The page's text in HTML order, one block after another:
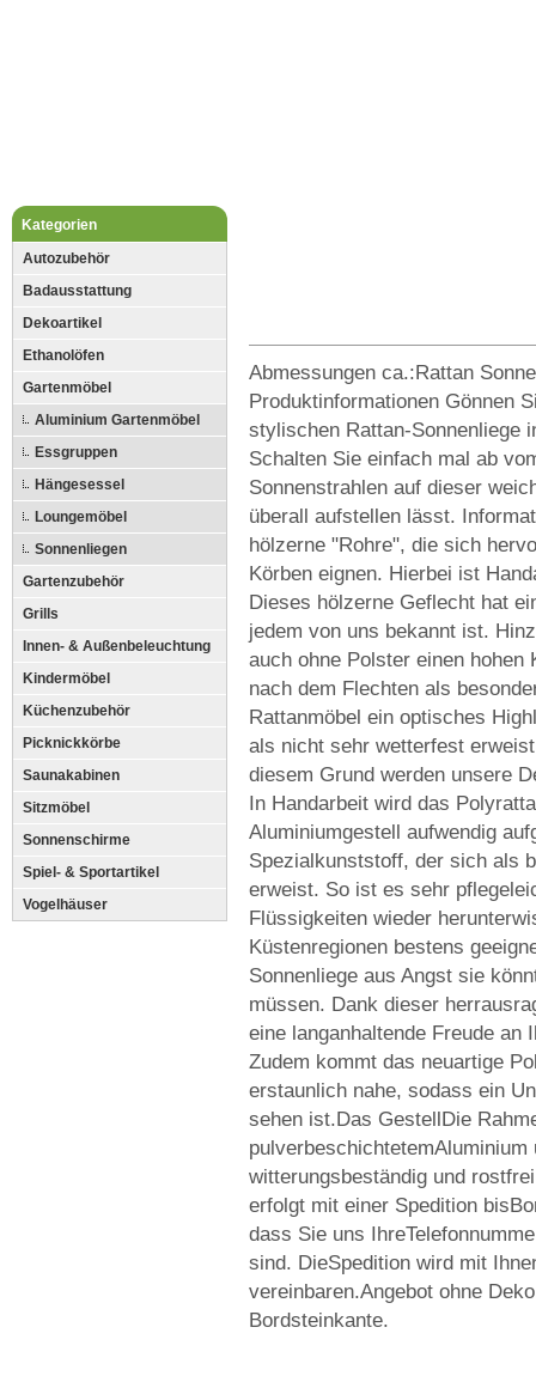
Kategorien
Autozubehör
Badausstattung
Dekoartikel
Ethanolöfen
Gartenmöbel
Aluminium Gartenmöbel
Essgruppen
Hängesessel
Loungemöbel
Sonnenliegen
Gartenzubehör
Grills
Innen- & Außenbeleuchtung
Kindermöbel
Küchenzubehör
Picknickkörbe
Saunakabinen
Sitzmöbel
Sonnenschirme
Spiel- & Sportartikel
Vogelhäuser
Abmessungen ca.:Rattan
Produktinformationen Gönnen
stylischen Rattan-Sonnenliege
Schalten Sie einfach mal ab
Sonnenstrahlen auf dieser
überall aufstellen lässt.
hölzerne "Rohre", die sich
Körben eignen. Hierbei ist
Dieses hölzerne Geflecht hat
jedem von uns bekannt ist.
auch ohne Polster einen
nach dem Flechten als
Rattanmöbel ein optisches
als nicht sehr wetterfest
diesem Grund werden unsere
In Handarbeit wird das
Aluminiumgestell aufwendig
Spezialkunststoff, der sich als
erweist. So ist es sehr
Flüssigkeiten wieder
Küstenregionen bestens
Sonnenliege aus Angst sie
müssen. Dank dieser
eine langanhaltende Freude an
Zudem kommt das neuartige
erstaunlich nahe, sodass ein
sehen ist.Das GestellDie
witterungsbeständig und
erfolgt mit einer Spedition
dass Sie uns
sind. DieSpedition wird mit
vereinbaren.Angebot ohne
Bordsteinkante.